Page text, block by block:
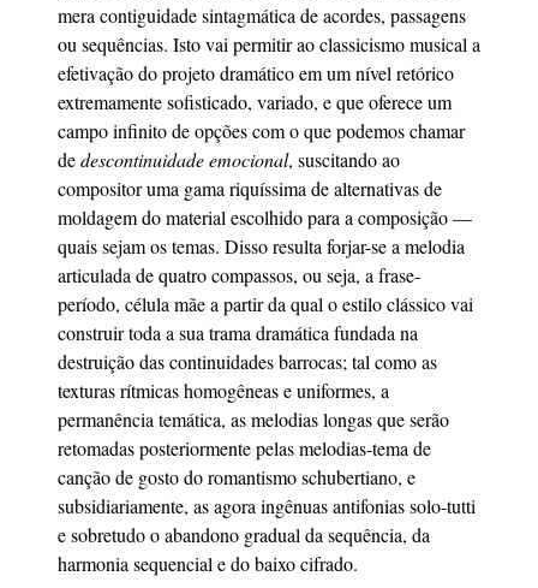
mera contiguidade sintagmática de acordes, passagens
ou sequências. Isto vai permitir ao classicismo musical a
efetivação do projeto dramático em um nível retórico
extremamente sofisticado, variado, e que oferece um
campo infinito de opções com o que podemos chamar
dedescontinuidade emocional, suscitando ao
compositor uma gama riquíssima de alternativas de
moldagem do material escolhido para a composição —
quais sejam os temas. Disso resulta forjar-se a melodia
articulada de quatro compassos, ou seja, a frase-
período, célula mãe a partir da qual o estilo clássico vai
construir toda a sua trama dramática fundada na
destruição das continuidades barrocas; tal como as
texturas rítmicas homogêneas e uniformes, a
permanência temática, as melodias longas que serão
retomadas posteriormente pelas melodias-tema de
canção de gosto do romantismo schubertiano, e
subsidiariamente, as agora ingênuas antifonias solo-tutti
e sobretudo o abandono gradual da sequência, da
harmonia sequencial e do baixo cifrado.